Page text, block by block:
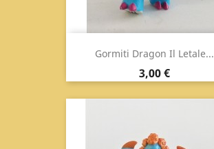
Gormiti Dragon Il Letale...
Prezzo
3,00 €